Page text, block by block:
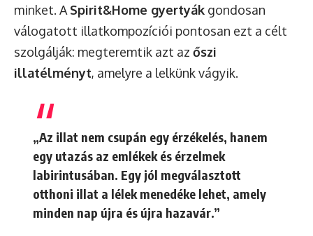
minket. A Spirit&Home gyertyák gondosan
válogatott illatkompozíciói pontosan ezt a célt
szolgálják: megteremtik azt az őszi
illatélményt, amelyre a lelkünk vágyik.
„Az illat nem csupán egy érzékelés, hanem
egy utazás az emlékek és érzelmek
labirintusában. Egy jól megválasztott
otthoni illat a lélek menedéke lehet, amely
minden nap újra és újra hazavár.”